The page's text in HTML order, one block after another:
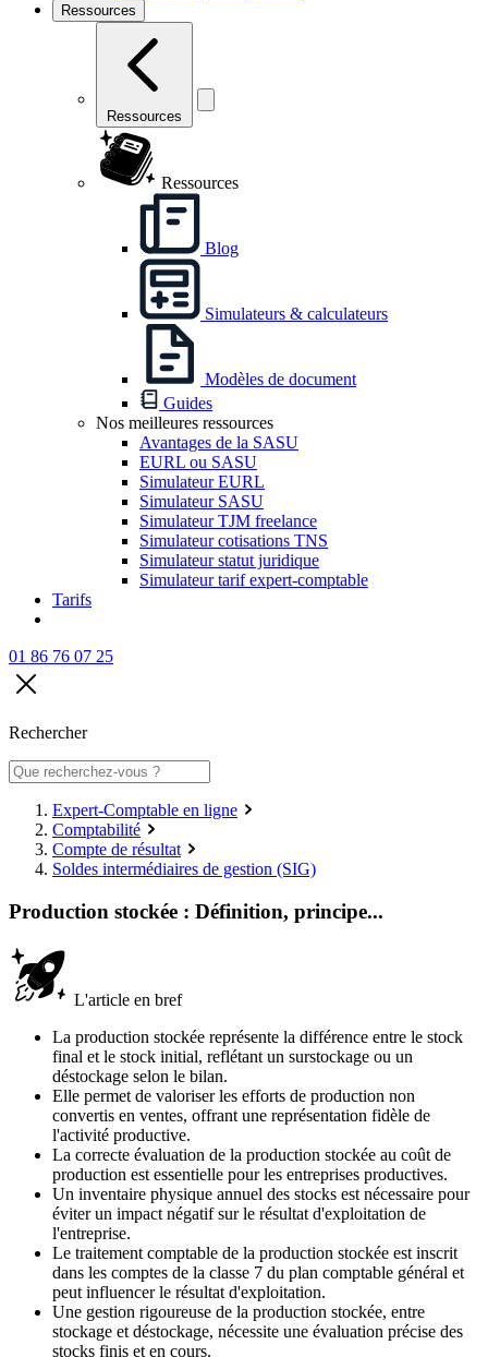
Ressources
Ressources
Ressources
Blog
Simulateurs & calculateurs
Modèles de document
Guides
Nos meilleures ressources
Avantages de la SASU
EURL ou SASU
Simulateur EURL
Simulateur SASU
Simulateur TJM freelance
Simulateur cotisations TNS
Simulateur statut juridique
Simulateur tarif expert-comptable
Tarifs
01 86 76 07 25
Rechercher
Expert-Comptable en ligne
Comptabilité
Compte de résultat
Soldes intermédiaires de gestion (SIG)
Production stockée : Définition, principe...
L'article en bref
La production stockée représente la différence entre le stock
final et le stock initial, reflétant un surstockage ou un
déstockage selon le bilan.
Elle permet de valoriser les efforts de production non
convertis en ventes, offrant une représentation fidèle de
l'activité productive.
La correcte évaluation de la production stockée au coût de
production est essentielle pour les entreprises productives.
Un inventaire physique annuel des stocks est nécessaire pour
éviter un impact négatif sur le résultat d'exploitation de
l'entreprise.
Le traitement comptable de la production stockée est inscrit
dans les comptes de la classe 7 du plan comptable général et
peut influencer le résultat d'exploitation.
Une gestion rigoureuse de la production stockée, entre
stockage et déstockage, nécessite une évaluation précise des
stocks finis et en cours.